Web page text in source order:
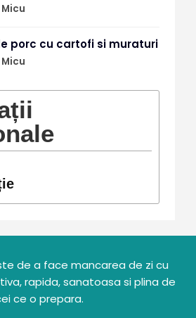
porc cu cartofi si muraturi
de a face mancarea de zi cu
rapida, sanatoasa si plina de
ce o prepara.